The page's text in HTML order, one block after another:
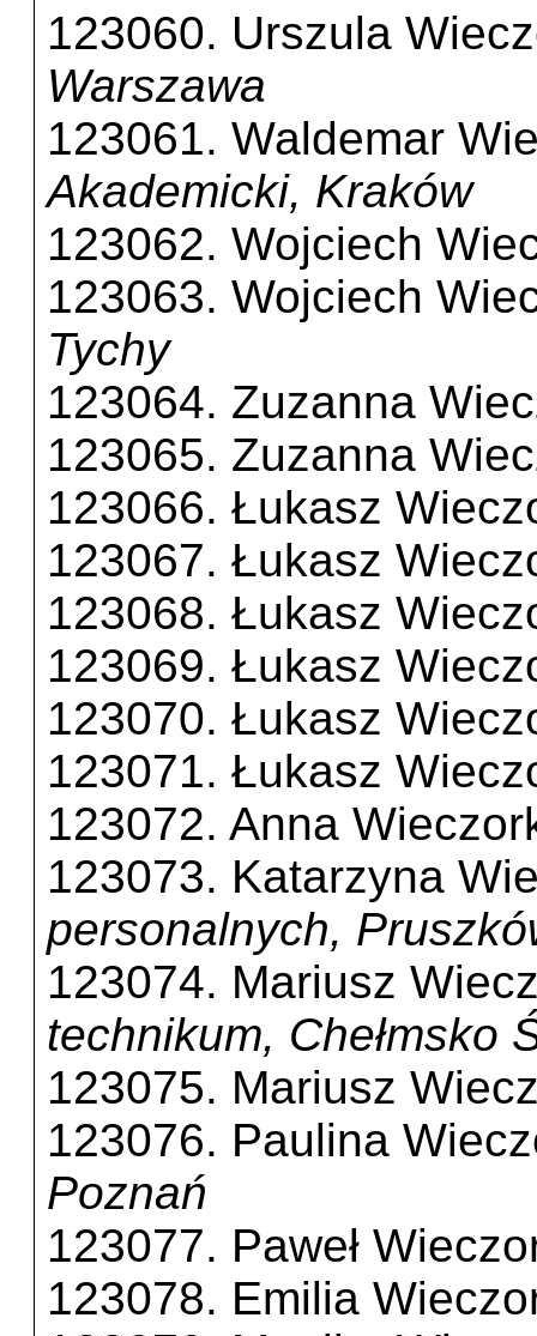
123060. Urszula
Warszawa
123061. Waldemar
Akademicki, Kraków
123062. Wojciech
123063. Wojciech
Tychy
123064. Zuzanna
123065. Zuzanna
123066. Łukasz
123067. Łukasz
123068. Łukasz
123069. Łukasz
123070. Łukasz
123071. Łukasz
123072. Anna
123073. Katarzyna
personalnych,
123074. Mariusz
technikum, Chełmsko
123075. Mariusz
123076. Paulina
Poznań
123077. Paweł
123078. Emilia